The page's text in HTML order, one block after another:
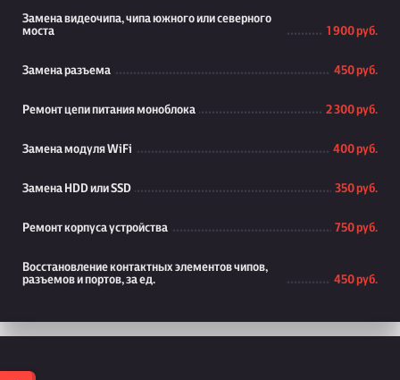
Замена видеочипа, чипа южного или северного
моста
1 900 руб.
Замена разъема 450 руб.
Ремонт цепи питания моноблока 2 300 руб.
Замена модуля WiFi 400 руб.
Замена HDD или SSD 350 руб.
Ремонт корпуса устройства 750 руб.
Восстановление контактных элементов чипов,
разъемов и портов, за ед.
450 руб.